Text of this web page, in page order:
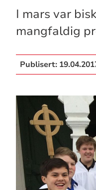
I mars var
mangfaldig
Publisert: